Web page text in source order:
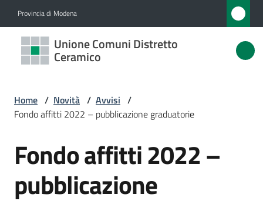
Provincia di Modena
Unione Comuni Distretto
Ceramico
Unione
Comuni
Ceramico
Amministrazione
Novità
Menu selezionato
Home / Novità / Avvisi /
Fondo affitti 2022 – pubblicazione graduatorie
Salta al contenuto
Fondo affitti 2022 –
pubblicazione